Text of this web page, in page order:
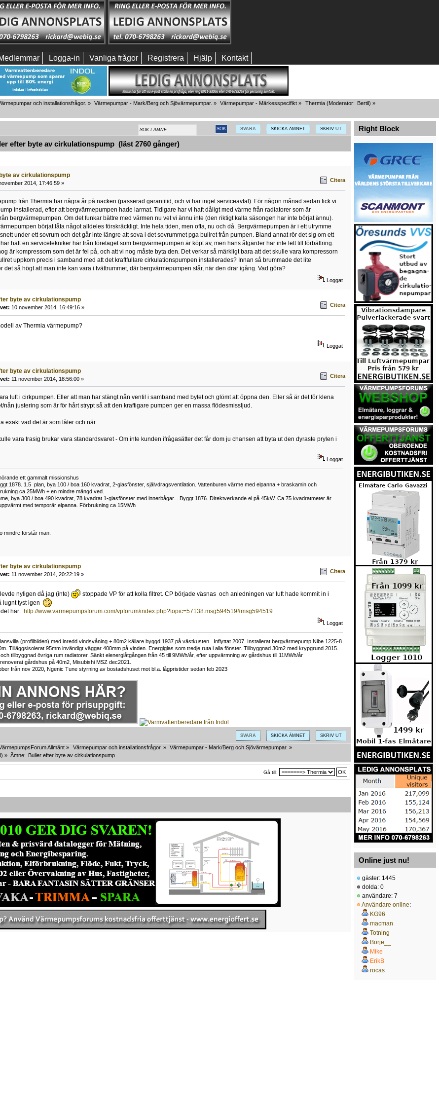
Logga-in Vanliga frågor Registrera Hjälp Kontakt
och installationsfrågor. » Värmepumpar - Mark/Berg och Sjövärmepumpar. » Värmepumpar - Märkesspecifikt » Thermia(Moderator: Bertil) »
SVARA SKICKA ÄMNET SKRIV UT
efter byte av cirkulationspump (läst 2760 gånger)
av cirkulationspump
2014, 17:46:59 » Citera
från Thermia har några år på nacken (passerad garantitid, och vi har inget serviceavtal). För någon månad sedan fick vi
installerad, efter att bergvärmepumpen hade larmat. Tidigare har vi haft dåligt med värme från radiatorer som är
bergvärmepumpen. Om det funkar bättre med värmen nu vet vi ännu inte (den riktigt kalla säsongen har inte börjat ännu).
börjat låta något alldeles förskräckligt. Inte hela tiden, men ofta, nu och då. Bergvärmepumpen är i ett utrymme
under ett sovrum och det går inte längre att sova i det sovrummet pga bullret från pumpen. Bland annat rör det sig om ett
haft en servicetekniker här från företaget som bergvärmepumpen är köpt av, men hans åtgärder har inte lett till förbättring.
är kompressorn som det är fel på, och att vi nog måste byta den. Det verkar så märkligt bara att det skulle vara kompressorn
uppkom precis i samband med att det kraftfullare cirkulationspumpen installerades? Innan så brummade det lite
det så högt att man inte kan vara i tvättrummet, där bergvärmepumpen står, när den drar igång. Vad göra?
Loggat
byte av cirkulationspump
10 november 2014, 16:49:16 » Citera
av Thermia värmepump?
Loggat
byte av cirkulationspump
11 november 2014, 18:56:00 » Citera
luft i cirkpumpen. Eller att man har stängt nån ventil i samband med bytet och glömt att öppna den. Eller så är det för klena
nån justering som är för hårt strypt så att den kraftigare pumpen ger en massa flödesmissljud.
exakt vad det är som låter och när.
vara trasig brukar vara standardsvaret - Om inte kunden ifrågasätter det får dom ju chansen att byta ut den dyraste prylen i
Loggat
ett gammalt missionshus
1878. 1.5 plan, bya 100 / boa 160 kvadrat, 2-glasfönster, självdragsventilation. Vattenburen värme med elpanna + braskamin och
ca 25MWh + en mindre mängd ved.
bya 300 / boa 490 kvadrat, 78 kvadrat 1-glasfönster med innerbågar... Byggt 1876. Direktverkande el på 45kW. Ca 75 kvadratmeter är
med temporär elpanna. Förbrukning ca 15MWh
mindre förstår man.
byte av cirkulationspump
11 november 2014, 20:22:19 » Citera
nyligen då jag (inte)
stoppade VP för att kolla filtret. CP började väsnas och anledningen var luft hade kommit in i
lugnt tyst igen
här: http://www.varmepumpsforum.com/vpforum/index.php?topic=57138.msg594519#msg594519
Loggat
(profilbilden) med inredd vindsvåning + 80m2 källare byggd 1937 på västkusten. Inflyttat 2007. Installerat bergvärmepump Nibe 1225-8
Tilläggsisolerat 95mm invändigt väggar 400mm på vinden. Energiglas som tredje ruta i alla fönster. Tillbyggnad 30m2 med krypgrund 2015.
tillbyggnad övriga rum radiatorer. Sänkt elenergiåtgången från 45 till 9MWh/år, efter uppvärmning av gårdshus till 11MWh/år
gårdshus på 40m2, Misubishi MSZ dec2021.
från nov 2020, Ngenic Tune styrning av bostadshuset mot bl.a. lågpristider sedan feb 2023
SVARA SKICKA ÄMNET SKRIV UT
Allmänt » Värmepumpar och installationsfrågor. » Värmepumpar - Mark/Berg och Sjövärmepumpar. »
) » Ämne: Buller efter byte av cirkulationspump
Gå till:
Right Block
Online just nu!
gäster: 1445
dolda: 0
användare: 7
Användare online:
KG96
macman
Totning
Börje__
Mike
ErikB
rocas